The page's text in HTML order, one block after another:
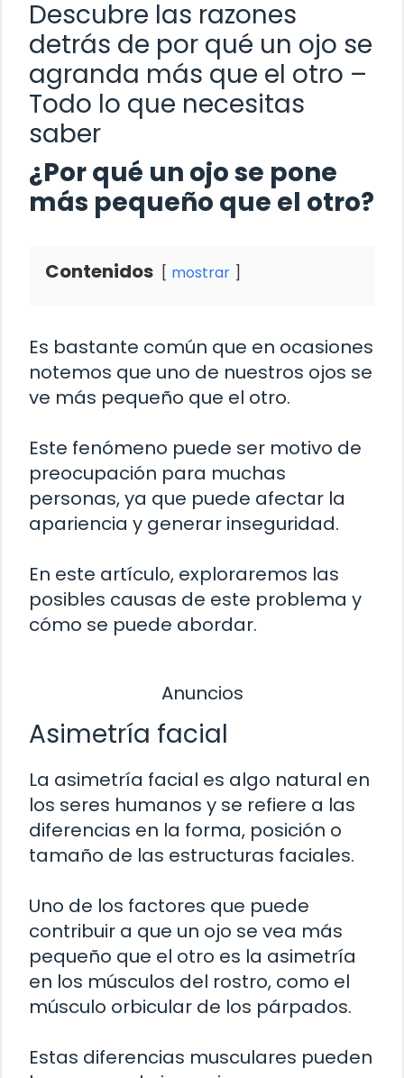
Descubre las razones
detrás de por qué un ojo se
agranda más que el otro –
Todo lo que necesitas
saber
¿Por qué un ojo se pone
más pequeño que el otro?
Contenidos mostrar
Es bastante común que en ocasiones
notemos que uno de nuestros ojos se
ve más pequeño que el otro.
Este fenómeno puede ser motivo de
preocupación para muchas
personas, ya que puede afectar la
apariencia y generar inseguridad.
En este artículo, exploraremos las
posibles causas de este problema y
cómo se puede abordar.
Anuncios
Asimetría facial
La asimetría facial es algo natural en
los seres humanos y se refiere a las
diferencias en la forma, posición o
tamaño de las estructuras faciales.
Uno de los factores que puede
contribuir a que un ojo se vea más
pequeño que el otro es la asimetría
en los músculos del rostro, como el
músculo orbicular de los párpados.
Estas diferencias musculares pueden